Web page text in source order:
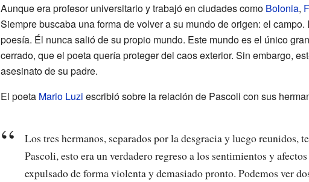
Aunque era profesor universitario y trabajó en ciudades como Bolonia,
Siempre buscaba una forma de volver a su mundo de origen: el
poesía. Él nunca salió de su propio mundo. Este mundo es el único
cerrado, que el poeta quería proteger del caos exterior. Sin embargo,
asesinato de su padre.
El poeta Mario Luzi escribió sobre la relación de Pascoli con sus
Los tres hermanos, separados por la desgracia y luego reunidos,
Pascoli, esto era un verdadero regreso a los sentimientos y
expulsado de forma violenta y demasiado pronto. Podemos ver